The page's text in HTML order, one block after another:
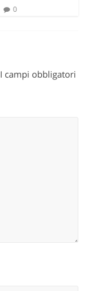
0
I campi obbligatori